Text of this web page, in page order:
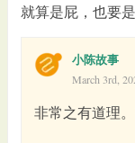
就算是屁，也要
小陈故事
March 3rd,
非常之有道理